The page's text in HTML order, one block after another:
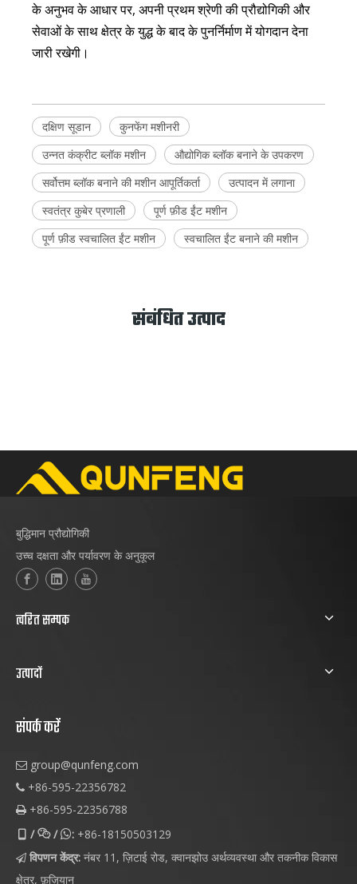
के अनुभव के आधार पर, अपनी प्रथम श्रेणी की प्रौद्योगिकी और
सेवाओं के साथ क्षेत्र के युद्ध के बाद के पुनर्निर्माण में योगदान देना
जारी रखेगी।
दक्षिण सूडान
कुनफेंग मशीनरी
उन्नत कंक्रीट ब्लॉक मशीन
औद्योगिक ब्लॉक बनाने के उपकरण
सर्वोत्तम ब्लॉक बनाने की मशीन आपूर्तिकर्ता
उत्पादन में लगाना
स्वतंत्र कुबेर प्रणाली
पूर्ण फ़ीड ईंट मशीन
पूर्ण फ़ीड स्वचालित ईंट मशीन
स्वचालित ईंट बनाने की मशीन
संबंधित उत्पाद
बुद्धिमान प्रौद्योगिकी
उच्च दक्षता और पर्यावरण के अनुकूल
त्वरित सम्पक
उत्पादों
संपर्क करें
 group@qunfeng.com
 +86-595-22356782
 +86-595-22356788
//: +86-18150503129
 विपणन केंद्र: नंबर 11, ज़िटाई रोड, क्वानझोउ अर्थव्यवस्था और तकनीक विकास
क्षेत्र, फ़ुज़ियान